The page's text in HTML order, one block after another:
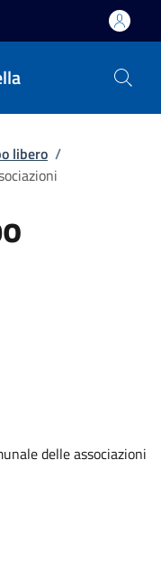
libero /
delle associazioni